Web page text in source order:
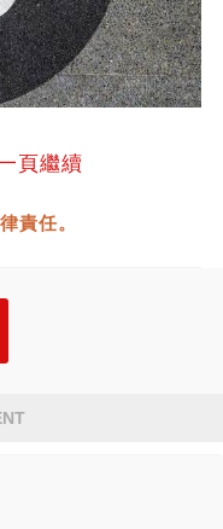
頁繼續
責任。